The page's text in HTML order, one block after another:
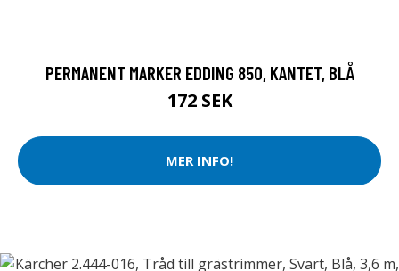
PERMANENT MARKER EDDING 850, KANTET, BLÅ
172 SEK
MER INFO!